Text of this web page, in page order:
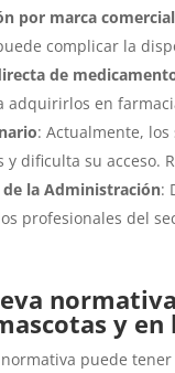
por marca comercial
complicar la
de
adquirirlos en
: Actualmente,
y dificulta su acceso.
la Administración:
profesionales del
y en
puede